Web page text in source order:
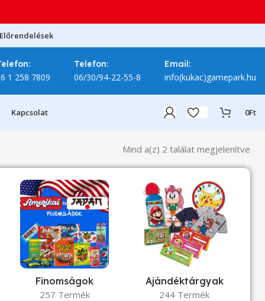
Előrendelések
1 258 7809
Telefon:
06/30/94-22-55-8
Email:
info(kukac)gamepark.hu
Kapcsolat 0Ft
Mind a(z) 2 találat megjelenítve
Finomságok
257 Termék
Ajándéktárgyak
244 Termék